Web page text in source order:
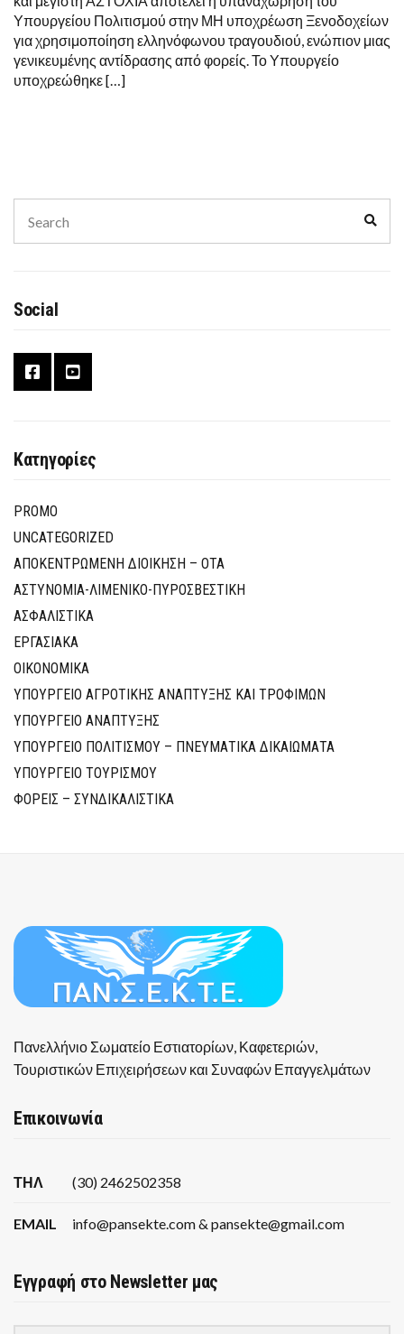
Η
ΑΝΑΜΕΤΑΔΟΣΗ
ΕΛΛΗΝΟΦΩΝΩΝ
ΤΡΑΓΟΥΔΙΩΝ
ΣΤΑ
Υπουργείου Πολιτισμού στην ΜΗ υποχρέωση Ξενοδοχείων
για χρησιμοποίηση ελληνόφωνου τραγουδιού, ενώπιον μιας
γενικευμένης αντίδρασης από φορείς. Το Υπουργείο
υποχρεώθηκε […]
for:
Social
Κατηγορίες
PROMO
UNCATEGORIZED
ΑΠΟΚΕΝΤΡΩΜΕΝΗ ΔΙΟΙΚΗΣΗ – ΟΤΑ
ΑΣΤΥΝΟΜΙΑ-ΛΙΜΕΝΙΚΟ-ΠΥΡΟΣΒΕΣΤΙΚΗ
ΑΣΦΑΛΙΣΤΙΚΑ
ΕΡΓΑΣΙΑΚΑ
ΟΙΚΟΝΟΜΙΚΑ
ΥΠΟΥΡΓΕΙΟ ΑΓΡΟΤΙΚΗΣ ΑΝΑΠΤΥΞΗΣ ΚΑΙ ΤΡΟΦΙΜΩΝ
ΥΠΟΥΡΓΕΙΟ ΑΝΑΠΤΥΞΗΣ
ΥΠΟΥΡΓΕΙΟ ΠΟΛΙΤΙΣΜΟΥ – ΠΝΕΥΜΑΤΙΚΑ ΔΙΚΑΙΩΜΑΤΑ
ΥΠΟΥΡΓΕΙΟ ΤΟΥΡΙΣΜΟΥ
ΦΟΡΕΙΣ – ΣΥΝΔΙΚΑΛΙΣΤΙΚΑ
Πανελλήνιο Σωματείο Εστιατορίων, Καφετεριών,
Τουριστικών Επιχειρήσεων και Συναφών Επαγγελμάτων
Επικοινωνία
ΤΗΛ (30) 2462502358
EMAIL info@pansekte.com & pansekte@gmail.com
Εγγραφή στο Newsletter μας